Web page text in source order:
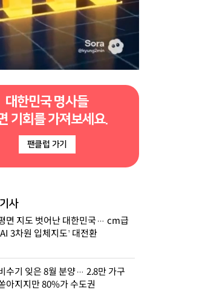
대한민국 명사들
기회를 가져보세요.
팬클럽 가기
사
면 지도 벗어난 대한민국… cm급
3차원 입체지도’ 대전환
수기 잊은 8월 분양… 2.8만 가구
아지지만 80%가 수도권